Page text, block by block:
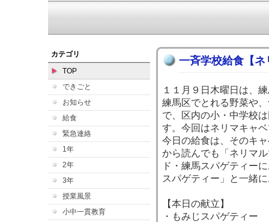
カテゴリ
TOP
できごと
お知らせ
給食
緊急連絡
1年
2年
3年
授業風景
小中一貫教育
一斉学校給食【
１１月９日木曜日は、
練馬区でとれる野菜や
で、区内の小・中学校
す。今回はネリマキャ
今日の給食は、そのキ
から読んでも「ネリマ
ド・練馬スパゲティー
スパゲティー」と一緒
【本日の献立】
・もみじスパゲティー